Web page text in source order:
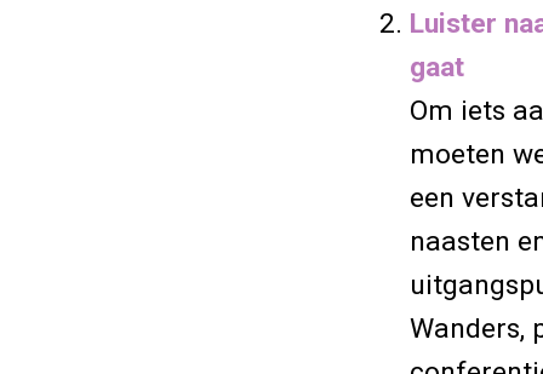
Luister
gaat
Om iets
moeten
een
naasten
Wanders,